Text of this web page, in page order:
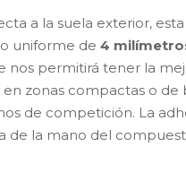
a la suela exterior,
uniforme de 4
nos permitirá tener la
zonas compactas o de
de competición. La
de la mano del